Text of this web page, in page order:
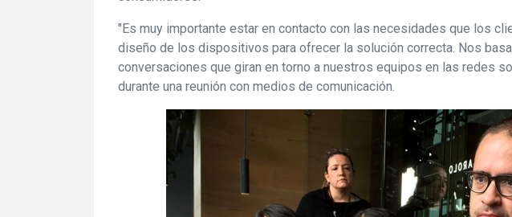
"Es muy importante estar en contacto con las necesidades que los
diseño de los dispositivos para ofrecer la solución correcta. Nos
conversaciones que giran en torno a nuestros equipos en las redes
durante una reunión con medios de comunicación.